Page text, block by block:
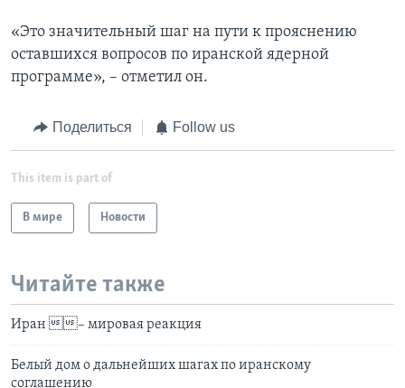
«Это значительный шаг на пути к прояснению
оставшихся вопросов по иранской ядерной
программе», – отметил он.
Поделиться Follow us
This item is part of
В мире Новости
Читайте также
Иран – мировая реакция
Белый дом о дальнейших шагах по иранскому
соглашению